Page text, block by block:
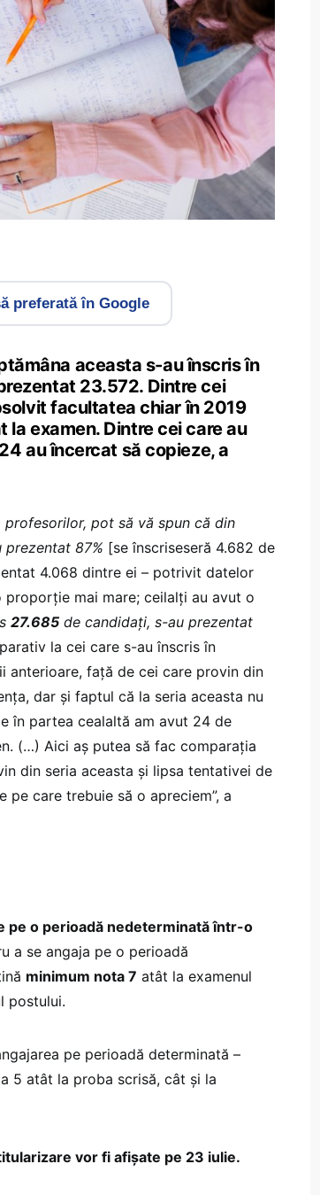
preferată în Google
aceasta s-au înscris în
23.572. Dintre cei
facultatea chiar în 2019
examen. Dintre cei care au
au încercat să copieze, a
pot să vă spun că din
87% [se înscriseseră 4.682 de
4.068 dintre ei – potrivit datelor
mai mare; ceilalți au avut o
27.685 de candidați, s-au prezentat
la cei care s-au înscris în
anterioare, față de cei care provin din
dar şi faptul că la seria aceasta nu
în partea cealaltă am avut 24 de
(…) Aici aş putea să fac comparația
din seria aceasta şi lipsa tentativei de
care trebuie să o apreciem”, a
pe o perioadă nedeterminată într-o
a se angaja pe o perioadă
minimum nota 7 atât la examenul
postului.
pe perioadă determinată –
5 atât la proba scrisă, cât și la
vor fi afișate pe 23 iulie.